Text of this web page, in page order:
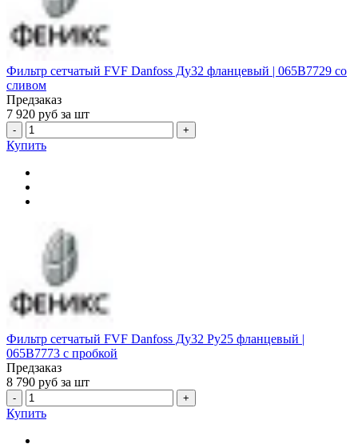
Фильтр сетчатый FVF Danfoss Ду32 фланцевый | 065B7729 со
сливом
Предзаказ
7 920 руб за шт
- +
Купить
Фильтр сетчатый FVF Danfoss Ду32 Ру25 фланцевый |
065B7773 с пробкой
Предзаказ
8 790 руб за шт
- +
Купить